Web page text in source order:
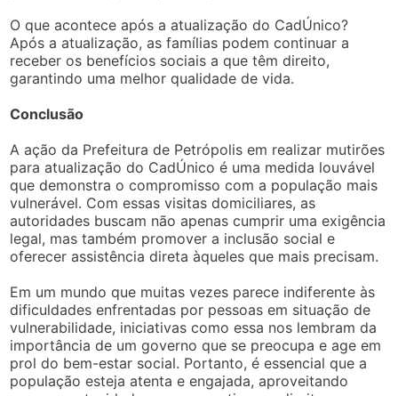
O que acontece após a atualização do CadÚnico?
Após a atualização, as famílias podem continuar a
receber os benefícios sociais a que têm direito,
garantindo uma melhor qualidade de vida.
Conclusão
A ação da Prefeitura de Petrópolis em realizar mutirões
para atualização do CadÚnico é uma medida louvável
que demonstra o compromisso com a população mais
vulnerável. Com essas visitas domiciliares, as
autoridades buscam não apenas cumprir uma exigência
legal, mas também promover a inclusão social e
oferecer assistência direta àqueles que mais precisam.
Em um mundo que muitas vezes parece indiferente às
dificuldades enfrentadas por pessoas em situação de
vulnerabilidade, iniciativas como essa nos lembram da
importância de um governo que se preocupa e age em
prol do bem-estar social. Portanto, é essencial que a
população esteja atenta e engajada, aproveitando